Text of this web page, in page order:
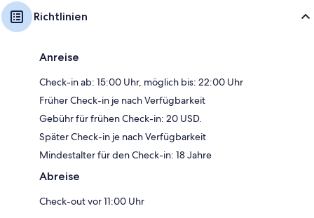
Richtlinien
Anreise
Check-in ab: 15:00 Uhr, möglich bis: 22:00 Uhr
Früher Check-in je nach Verfügbarkeit
Gebühr für frühen Check-in: 20 USD.
Später Check-in je nach Verfügbarkeit
Mindestalter für den Check-in: 18 Jahre
Abreise
Check-out vor 11:00 Uhr